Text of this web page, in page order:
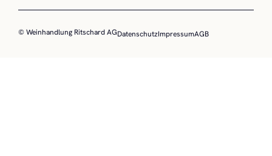
© Weinhandlung Ritschard AGDatenschutzImpressumAGB